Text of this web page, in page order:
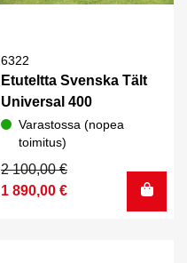
6322
Etuteltta Svenska Tält
Universal 400
Varastossa (nopea
toimitus)
2 100,00€
Alkuperäinen
hinta
1 890,00 €
Nykyinen
hinta